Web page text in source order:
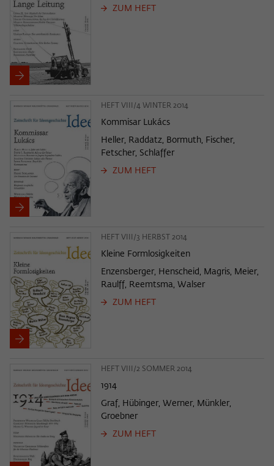
ZUM HEFT
HEFT VIII/4 WINTER 2014
Kommisar Lukács
Heller, Raddatz, Bormuth, Fischer,
Fetscher, Schlaffer
ZUM HEFT
HEFT VIII/3 HERBST 2014
Kleine Formlosigkeiten
Enzensberger, Henscheid, Magris, Meier,
Raulff, Reemtsma, Walser
ZUM HEFT
HEFT VIII/2 SOMMER 2014
1914
Graf, Hübinger, Werner, Münkler,
Groebner
ZUM HEFT